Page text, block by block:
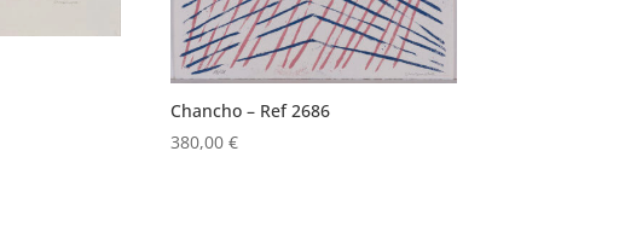
Chancho – Ref 2686
380,00€